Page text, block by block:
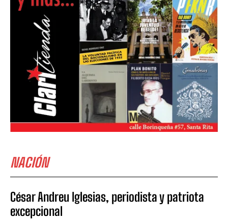
NACIÓN
César Andreu Iglesias, periodista y patriota
excepcional